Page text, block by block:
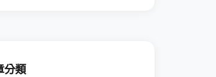
分類